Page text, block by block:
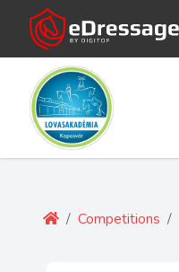
/ Competitions /